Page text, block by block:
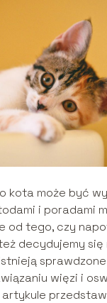
kota może być
i poradami
od tego, czy
decydujemy
więzi i